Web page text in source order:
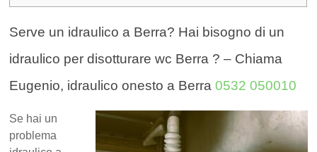
Serve un idraulico a Berra? Hai bisogno di un
idraulico per disotturare wc Berra ? – Chiama
Eugenio, idraulico onesto a Berra0532 050010
Se hai un
problema